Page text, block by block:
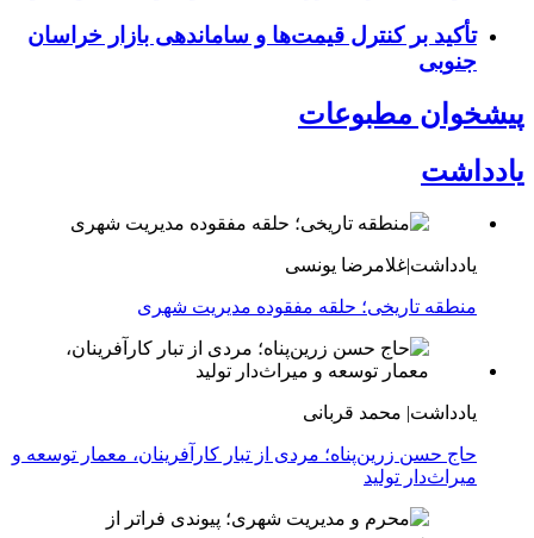
تأکید بر کنترل قیمت‌ها و ساماندهی بازار خراسان
جنوبی
پیشخوان مطبوعات
یادداشت
یادداشت|غلامرضا یونسی
منطقه تاریخی؛ حلقه مفقوده مدیریت شهری
یادداشت| محمد قربانی
حاج حسن زرین‌پناه؛ مردی از تبار کارآفرینان، معمار توسعه و
میراث‌دار تولید